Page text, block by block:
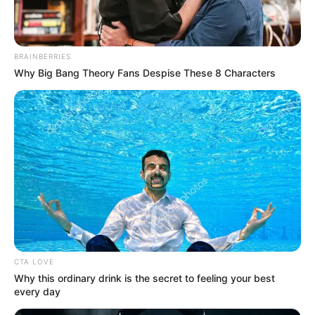
Gäubodenvolksfest mit Ostbayernschau in Straubin
g
Oktoberfest auf der Münchner Wiesn
Links zu bestimmten Veranstaltungen in Bayern:
Bayreuther Festspiele
Veranstaltungen in den anderen Bundesländern:
Veranstaltungsübersichten nach Bundesländern
Ob Frühlingsbeginn, Ausstellungseröffnung, Vorlesung,
Tanz, Sommerfest, Jahrmarkt, Open-Air, Mittelaltermarkt,
Kirmes, Oktoberfest, Rummel, Halloween, Konzert,
BRAINBERRIES
Why Big Bang Theory Fans Despise These 8 Characters
CTA LOVE
Why this ordinary drink is the secret to feeling your best
every day